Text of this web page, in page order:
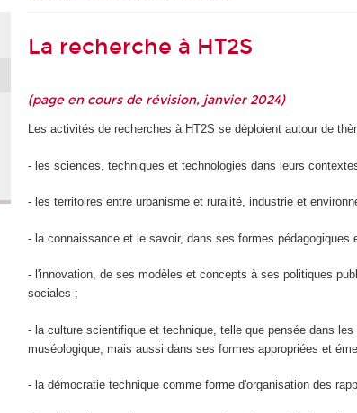
La recherche à HT2S
(page en cours de révision, janvier 2024)
Les activités de recherches à HT2S se déploient autour de
- les sciences, techniques et technologies dans leurs
- les territoires entre urbanisme et ruralité, industrie et
- la connaissance et le savoir, dans ses formes pédagogiques
- l'innovation, de ses modèles et concepts à ses politiques
sociales ;
- la culture scientifique et technique, telle que pensée dans
muséologique, mais aussi dans ses formes appropriées et
- la démocratie technique comme forme d'organisation des